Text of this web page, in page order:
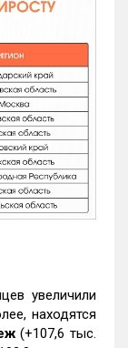
увеличили
находятся
(+107,6 тыс.